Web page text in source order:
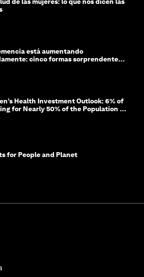
de las mujeres: lo que nos dicen las
está aumentando
cinco formas sorprendentes
Health Investment Outlook: 6% of
for Nearly 50% of the Population –
for People and Planet